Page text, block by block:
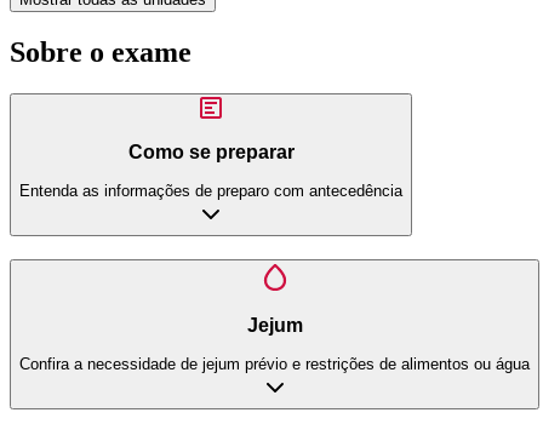
Sobre o exame
Como se preparar
Entenda as informações de preparo com antecedência
Jejum
Confira a necessidade de jejum prévio e restrições de alimentos ou água